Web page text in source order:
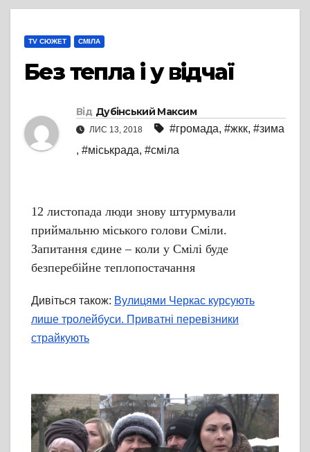
TV СЮЖЕТ СМІЛА
Без тепла і у відчаї
Від Дубінський Максим
ЛИС 13, 2018 #громада, #жкк, #зима
, #міськрада, #сміла
12 листопада люди знову штурмували
приймальню міського голови Сміли.
Запитання єдине – коли у Смілі буде
безперебійне теплопостачання
Дивіться також: Вулицями Черкас курсують
лише тролейбуси. Приватні перевізники
страйкують